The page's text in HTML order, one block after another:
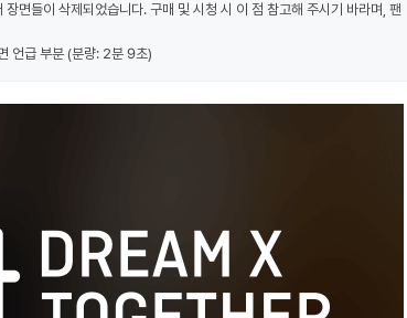
면들이 삭제되었습니다. 구매 및 시청 시 이 점 참고해 주시기 바라며, 팬
언급 부분 (분량: 2분 9초)